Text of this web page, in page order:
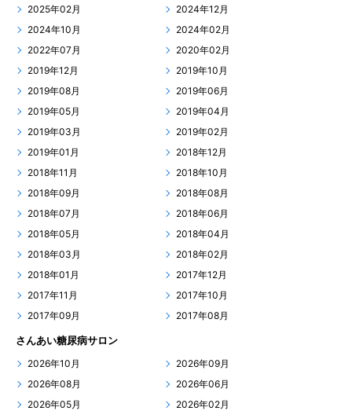
2025年02月
2024年12月
2024年10月
2024年02月
2022年07月
2020年02月
2019年12月
2019年10月
2019年08月
2019年06月
2019年05月
2019年04月
2019年03月
2019年02月
2019年01月
2018年12月
2018年11月
2018年10月
2018年09月
2018年08月
2018年07月
2018年06月
2018年05月
2018年04月
2018年03月
2018年02月
2018年01月
2017年12月
2017年11月
2017年10月
2017年09月
2017年08月
さんあい糖尿病サロン
2026年10月
2026年09月
2026年08月
2026年06月
2026年05月
2026年02月